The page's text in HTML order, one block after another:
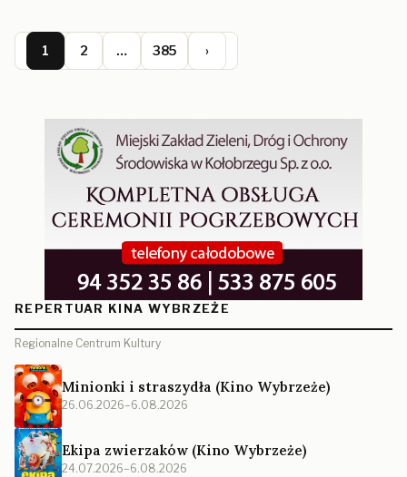
1 2 … 385 ›
REPERTUAR KINA WYBRZEŻE
Regionalne Centrum Kultury
Minionki i straszydła (Kino Wybrzeże)
26.06.2026–6.08.2026
Ekipa zwierzaków (Kino Wybrzeże)
24.07.2026–6.08.2026